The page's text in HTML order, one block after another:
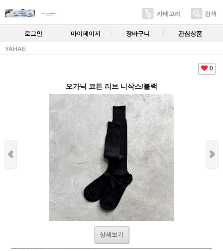
카테고리 검색
로그인 마이페이지 장바구니 관심상품
YAHAE
0
오가닉 코튼 리브 니삭스/블랙
상세보기